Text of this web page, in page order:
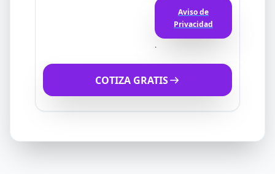
Aviso de
Privacidad
.
COTIZA GRATIS